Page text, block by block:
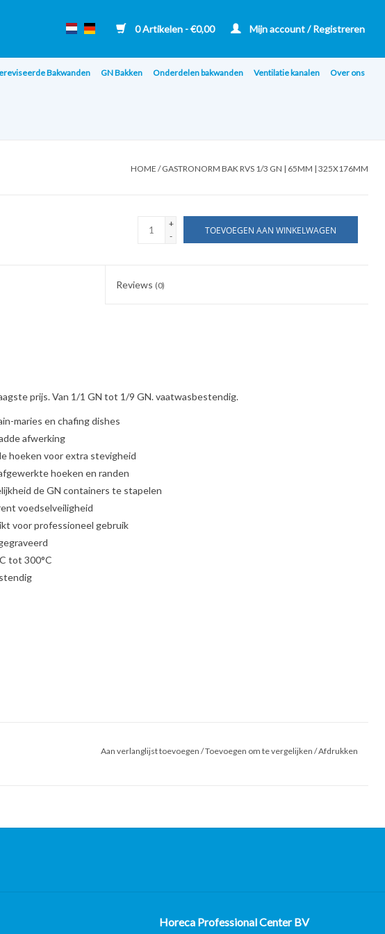
0 Artikelen - €0,00 Mijn account / Registreren
Bakwanden GN Bakken Onderdelen bakwanden Ventilatie kanalen Over ons
HOME /GASTRONORM BAK RVS 1/3 GN | 65MM | 325X176MM
+
-
TOEVOEGEN AAN WINKELWAGEN
Reviews (0)
prijs. Van 1/1 GN tot 1/9 GN. vaatwasbestendig.
maries en chafing dishes
afwerking
hoeken voor extra stevigheid
hoeken en randen
de GN containers te stapelen
voedselveiligheid
voor professioneel gebruik
tot 300°C
Aan verlanglijst toevoegen /Toevoegen om te vergelijken /Afdrukken
Horeca Professional Center BV